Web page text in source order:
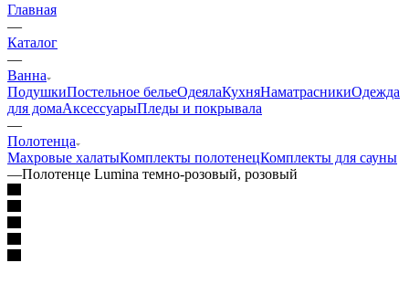
Главная
—
Каталог
—
Ванна
ПодушкиПостельное бельеОдеялаКухняНаматрасникиОдежда
для домаАксессуарыПледы и покрывала
—
Полотенца
Махровые халатыКомплекты полотенецКомплекты для сауны
—Полотенце Lumina темно-розовый, розовый